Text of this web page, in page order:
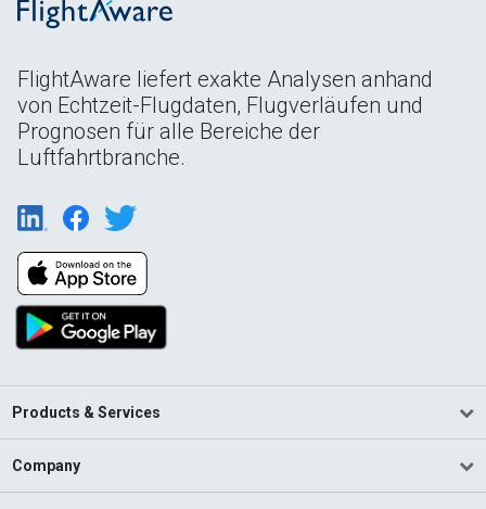
FlightAware liefert exakte Analysen anhand
von Echtzeit-Flugdaten, Flugverläufen und
Prognosen für alle Bereiche der
Luftfahrtbranche.
Products & Services
Company